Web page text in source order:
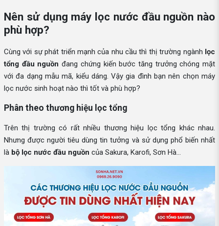
Nên sử dụng máy lọc nước đầu nguồn nào
phù hợp?
Cùng với sự phát triển mạnh của nhu cầu thì thị trường ngành lọc
tổng đầu nguồn đang chứng kiến bước tăng trưởng chóng mặt
với đa dạng mẫu mã, kiểu dáng. Vậy gia đình bạn nên chọn máy
lọc nước sinh hoạt nào thì tốt và phù hợp?
Phân theo thương hiệu lọc tổng
Trên thị trường có rất nhiều thương hiệu lọc tổng khác nhau.
Nhưng được người tiêu dùng tin tưởng và sử dụng phổ biến nhất
là bộ lọc nước đầu nguồn của Sakura, Karofi, Sơn Hà…